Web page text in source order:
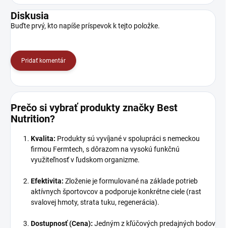
Diskusia
Buďte prvý, kto napíše príspevok k tejto položke.
Pridať komentár
Prečo si vybrať produkty značky Best
Nutrition?
Kvalita: Produkty sú vyvíjané v spolupráci s nemeckou
firmou Fermtech, s dôrazom na vysokú funkčnú
využiteľnosť v ľudskom organizme.
Efektivita: Zloženie je formulované na základe potrieb
aktívnych športovcov a podporuje konkrétne ciele (rast
svalovej hmoty, strata tuku, regenerácia).
Dostupnosť (Cena): Jedným z kľúčových predajných bodov